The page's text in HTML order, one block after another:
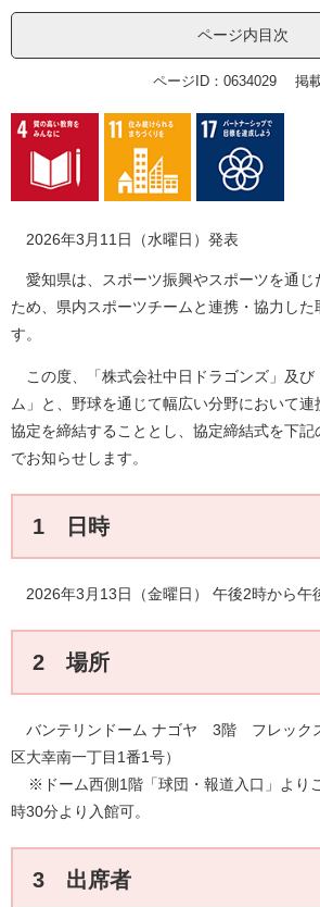
ページ内目次
ページID：0634029 掲
2026年3月11日（水曜日）発表
愛知県は、スポーツ振興やスポーツを通じ
ため、県内スポーツチームと連携・協力した
す。
この度、「株式会社中日ドラゴンズ」及び
ム」と、野球を通じて幅広い分野において
協定を締結することとし、協定締結式を下
でお知らせします。
1 日時
2026年3月13日（金曜日） 午後2時から午
2 場所​
バンテリンドーム ナゴヤ 3階 フレック
区大幸南一丁目1番1号）
※ドーム西側1階「球団・報道入口」より
時30分より入館可。
3 出席者